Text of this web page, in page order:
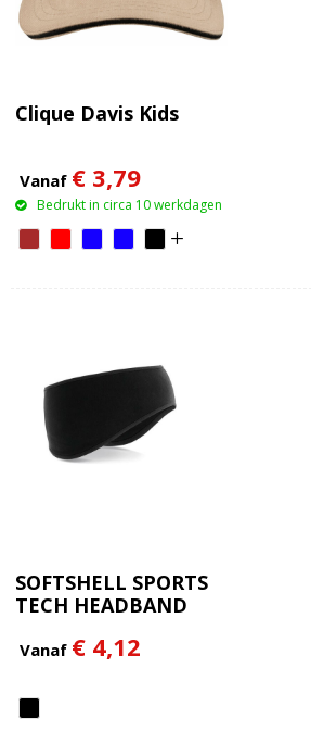
Clique Davis Kids
Vanaf € 3,79
Bedrukt in circa 10 werkdagen
SOFTSHELL SPORTS
TECH HEADBAND
Vanaf € 4,12